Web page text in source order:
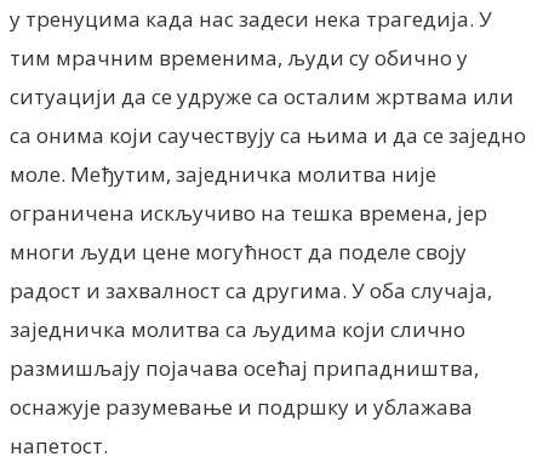
у тренуцима када нас задеси нека трагедија. У
тим мрачним временима, људи су обично у
ситуацији да се удруже са осталим жртвама или
са онима који саучествују са њима и да се заједно
моле. Међутим, заједничка молитва није
ограничена искључиво на тешка времена, јер
многи људи цене могућност да поделе своју
радост и захвалност са другима. У оба случаја,
заједничка молитва са људима који слично
размишљају појачава осећај припадништва,
оснажује разумевање и подршку и ублажава
напетост.